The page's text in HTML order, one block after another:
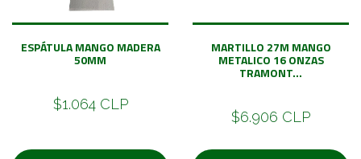
ESPÁTULA MANGO MADERA
50MM
$1.064 CLP
MARTILLO 27M MANGO
METALICO 16 ONZAS
TRAMONT...
$6.906 CLP